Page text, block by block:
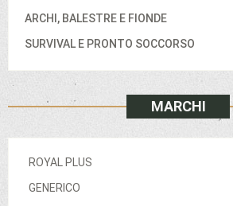
ARCHI, BALESTRE E FIONDE
SURVIVAL E PRONTO SOCCORSO
MARCHI
ROYAL PLUS
GENERICO